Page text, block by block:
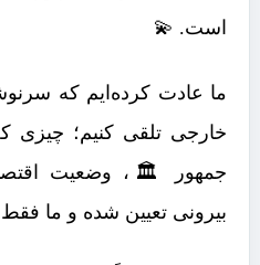
است. 💫
ما عادت کرده‌ایم که
خارجی تلقی کنیم؛
جمهور 🏛️، وضعیت
بیرونی تعیین شده و ما فقط